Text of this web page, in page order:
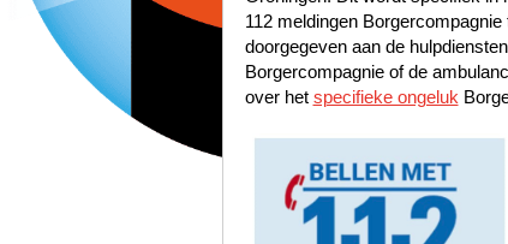
112 meldingen
doorgegeven aan de
Borgercompagnie of de
over het specifieke ongeluk